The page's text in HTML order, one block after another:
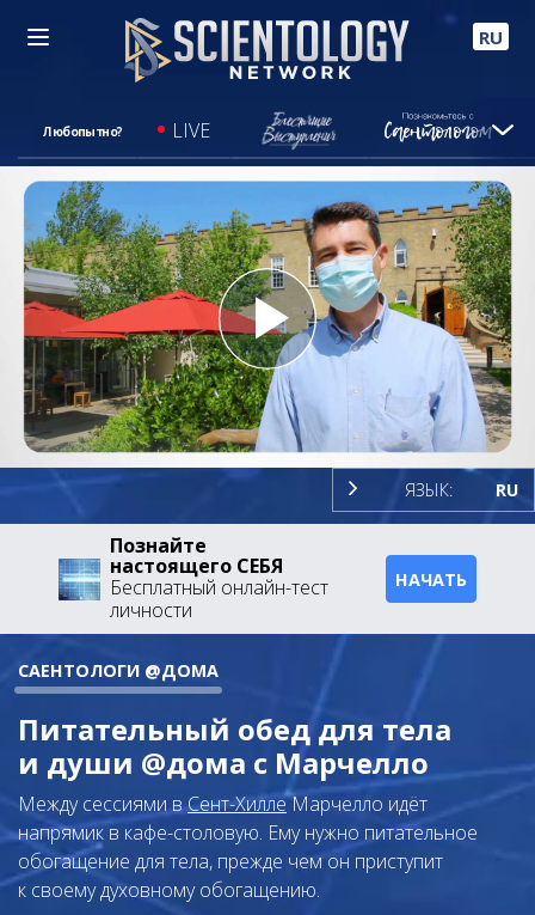
RU
Любопытно? LIVE
Play
Video
ЯЗЫК: RU
Познайте
настоящего СЕБЯ
Бесплатный онлайн-тест
личности
НАЧАТЬ
САЕНТОЛОГИ @ДОМА
Питательный обед для тела
и души @дома с Марчелло
Между сессиями вСент-ХиллеМарчелло идёт
напрямик в кафе-столовую. Ему нужно питательное
обогащение для тела, прежде чем он приступит
к своему духовному обогащению.